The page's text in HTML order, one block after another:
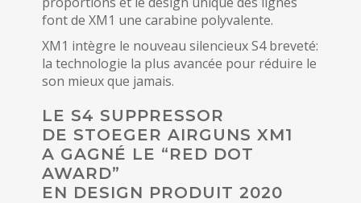
font de XM1 une carabine polyvalente.
XM1 intègre le nouveau silencieux S4 breveté:
la technologie la plus avancée pour réduire le
son mieux que jamais.
LE S4 SUPPRESSOR
DE STOEGER AIRGUNS XM1
A GAGNÉ LE “RED DOT
AWARD”
EN DESIGN PRODUIT 2020